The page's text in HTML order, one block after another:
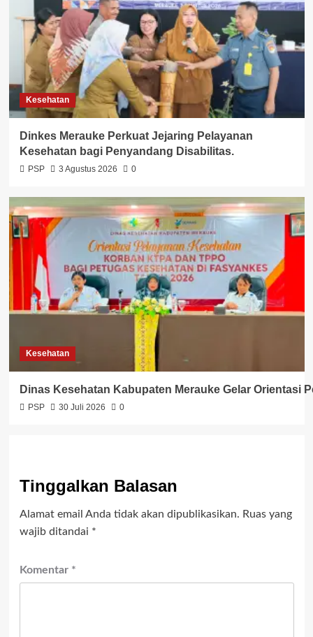
Kesehatan
Dinkes Merauke Perkuat Jejaring Pelayanan
Kesehatan bagi Penyandang Disabilitas.
PSP 3 Agustus 2026 0
Kesehatan
Dinas Kesehatan Kabupaten Merauke Gelar Orientasi
PSP 30 Juli 2026 0
Tinggalkan Balasan
Alamat email Anda tidak akan dipublikasikan. Ruas yang
wajib ditandai *
Komentar *